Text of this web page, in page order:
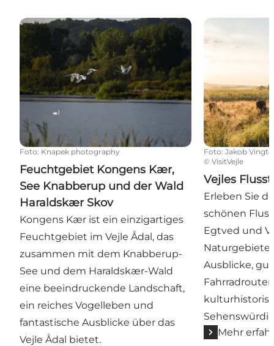
Feuchtgebiet Kongens Kær, See Knabberup und
Foto: Knapek photography
Feuchtgebiet Kongens Kær,
See Knabberup und der Wald
Haraldskær Skov
Kongens Kær ist ein einzigartiges
Feuchtgebiet im Vejle Ådal, das
zusammen mit dem Knabberup-
See und dem Haraldskær-Wald
eine beeindruckende Landschaft,
ein reiches Vogelleben und
fantastische Ausblicke über das
Vejle Ådal bietet.
Vejles
Foto: Jakob
©VisitVejle
Vejles
Erleben Sie
schönen
Egtved und
Naturgebiete
Ausblicke,
Mehr